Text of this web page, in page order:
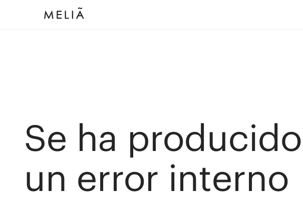
Se ha producido
un error interno